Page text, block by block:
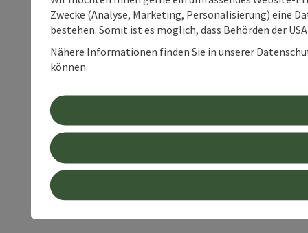
Zwecke (Analyse, Marketing, Personalisierung) eine
bestehen. Somit ist es möglich, dass Behörden der
Nähere Informationen finden Sie in unserer
können.